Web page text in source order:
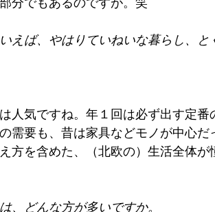
分でもあるのですが。笑
えば、やはりていねいな暮らし、
人気ですね。年１回は必ず出す定番
需要も、昔は家具などモノが中心だ
方を含めた、（北欧の）生活全体
、どんな方が多いですか。